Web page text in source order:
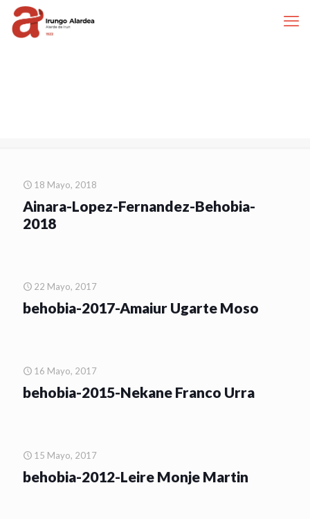
18 Mayo, 2018
Ainara-Lopez-Fernandez-Behobia-
2018
22 Mayo, 2017
behobia-2017-Amaiur Ugarte Moso
16 Mayo, 2017
behobia-2015-Nekane Franco Urra
15 Mayo, 2017
behobia-2012-Leire Monje Martin